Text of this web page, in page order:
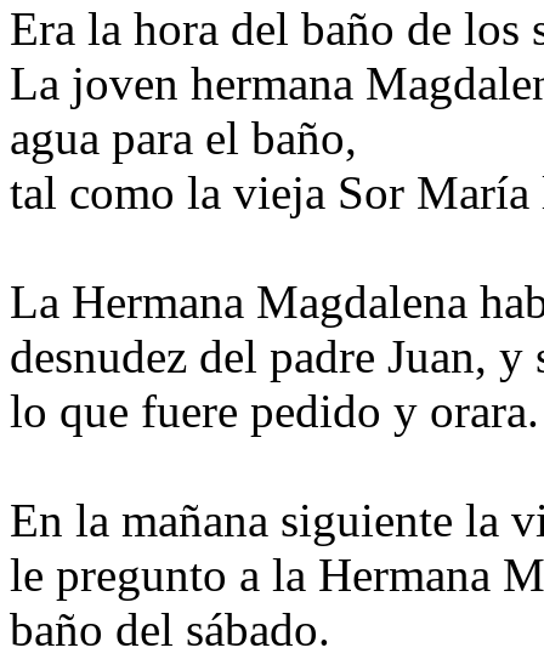
Era la hora del baño de los
La joven hermana
agua para el baño,
tal como la vieja Sor
La Hermana Magdalena
desnudez del padre Juan,
lo que fuere pedido y orara.
En la mañana siguiente la
le pregunto a la Hermana
baño del sábado.